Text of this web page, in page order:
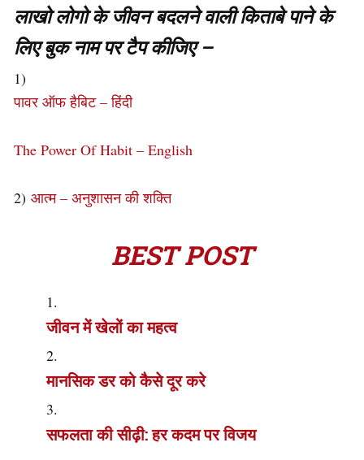
लाखो लोगो के जीवन बदलने वाली किताबे पाने के
लिए बुक नाम पर टैप कीजिए –
1)
पावर ऑफ हैबिट – हिंदी
The Power Of Habit – English
2) आत्म – अनुशासन की शक्ति
BEST POST
जीवन में खेलों का महत्व
मानसिक डर को कैसे दूर करे
सफलता की सीढ़ी: हर कदम पर विजय